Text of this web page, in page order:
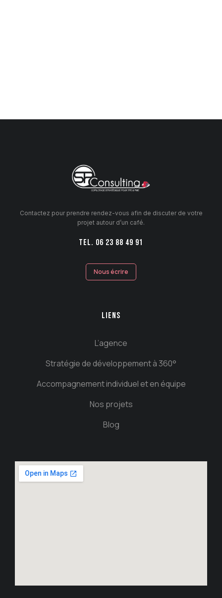
Contactez pour prendre rendez-vous afin de discuter de votre
projet autour d’un café.
TEL. 06 23 88 49 91
Nous écrire
LIENS
L’agence
Stratégie de développement à 360°
Accompagnement individuel et en équipe
Nos projets
Blog